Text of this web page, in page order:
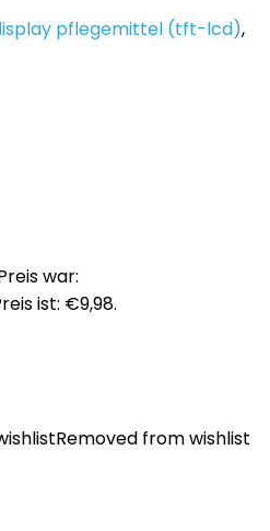
pflegemittel (tft-lcd),
war:
ist: €9,98.
Removed from wishlist